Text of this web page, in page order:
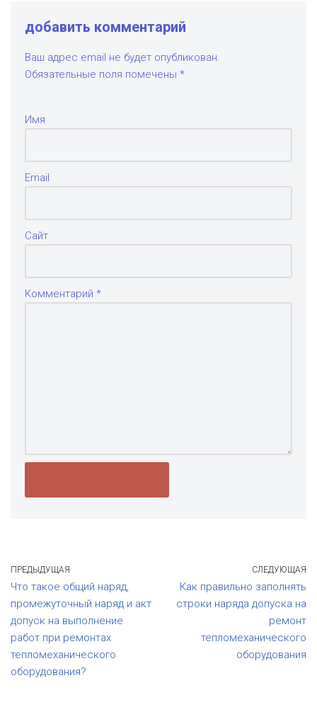
добавить комментарий
Ваш адрес email не будет опубликован.
Обязательные поля помечены *
Имя
Email
Сайт
Комментарий *
ПРЕДЫДУЩАЯ
Что такое общий наряд,
промежуточный наряд и акт
допуск на выполнение
работ при ремонтах
тепломеханического
оборудования?
СЛЕДУЮЩАЯ
Как правильно заполнять
строки наряда допуска на
ремонт
тепломеханического
оборудования